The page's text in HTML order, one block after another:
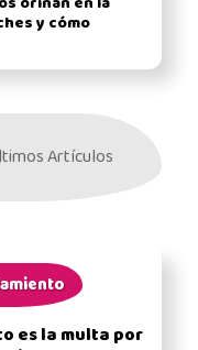
y cómo
Artículos
es la multa por